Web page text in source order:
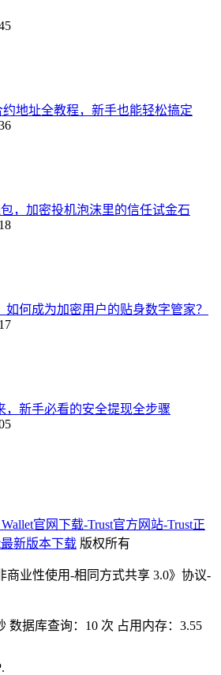
约地址全教程，新手也能轻松搞定
包，加密投机泡沫里的信任试金石
如何成为加密用户的贴身数字管家？
，新手必看的安全提现全步骤
Wallet官网下载-Trust官方网站-Trust正
最新版本下载 版权所有
商业性使用-相同方式共享 3.0》协议-
数据库查询：10 次 占用内存：3.55
.